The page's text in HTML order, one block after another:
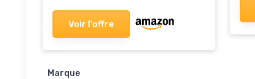
Voir l'offre
Marque